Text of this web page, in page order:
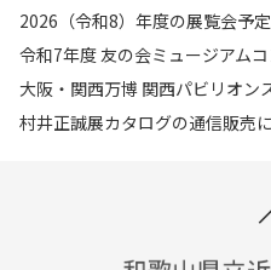
2026（令和8）年度の展覧会予定
令和7年度 友の会ミュージアム
大阪・関西万博 関西パビリオン
村井正誠展カタログの通信販売